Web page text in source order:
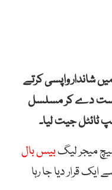
شاندار واپسی کرتے
جیز کو 5-4 سے شکست دے کر مسلسل
ٹائٹل جیت لیا۔
میچ میجر لیگبیس بال
ایک قرار دیا جا رہا